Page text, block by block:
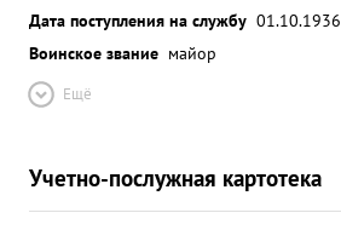
Дата поступления на службу 01.10.1936
Воинское звание майор
Ещё
Учетно-послужная картотека